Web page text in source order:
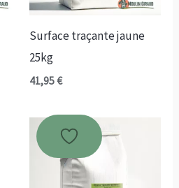
Surface traçante jaune
25kg
41,95€